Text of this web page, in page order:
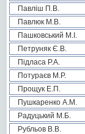
Павліш П.В.
Павлюк М.В.
Пашковський М.І.
Петруняк Є.В.
Підласа Р.А.
Потураєв М.Р.
Прощук Е.П.
Пушкаренко А.М.
Радуцький М.Б.
Рубльов В.В.